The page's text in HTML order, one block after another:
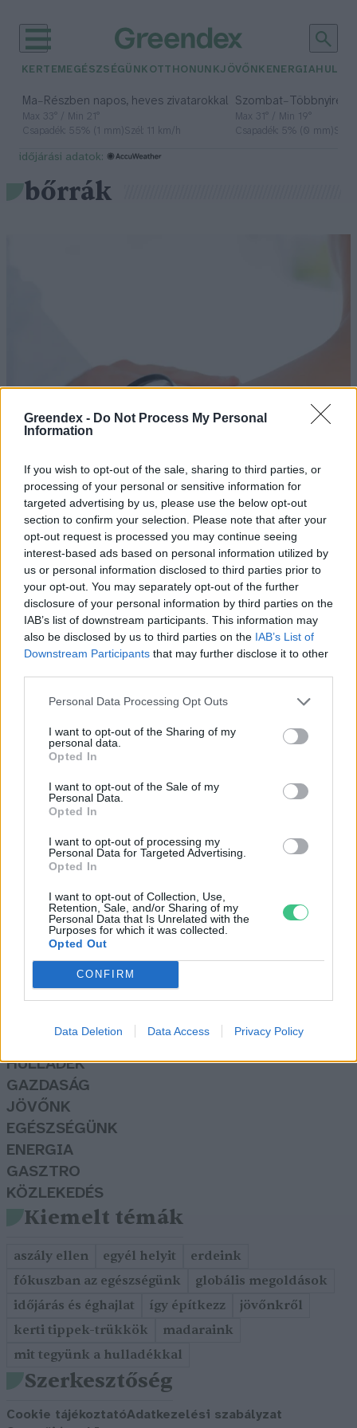
Greendex - Do Not Process My Personal
Information
If you wish to opt-out of the sale, sharing to third parties, or
processing of your personal or sensitive information for
targeted advertising by us, please use the below opt-out
section to confirm your selection. Please note that after your
opt-out request is processed you may continue seeing
interest-based ads based on personal information utilized by
us or personal information disclosed to third parties prior to
your opt-out. You may separately opt-out of the further
disclosure of your personal information by third parties on the
IAB’s list of downstream participants. This information may
also be disclosed by us to third parties on the IAB’s List of
Downstream Participants that may further disclose it to other
Personal Data Processing Opt Outs
I want to opt-out of the Sharing of my
personal data.
Opted In
I want to opt-out of the Sale of my
Personal Data.
Opted In
I want to opt-out of processing my
Personal Data for Targeted Advertising.
Opted In
I want to opt-out of Collection, Use,
Retention, Sale, and/or Sharing of my
Personal Data that Is Unrelated with the
Purposes for which it was collected.
Opted Out
CONFIRM
Data Deletion Data Access Privacy Policy
KERTEM EGÉSZSÉGÜNK OTTHONUNKJÖVŐNK ENERGIA
Ma– Részben napos, heves zivatarokkal
Max 33° / Min 21°
Csapadék: 55% (1 mm)Szél: 11 km/h
Szombat– Többnyire
Max 31° / Min 19°
Csapadék: 5% (0 mm)
időjárási adatok:
bőrrák
Országszerte hatezer időpont
foglalható melanomaszűrésre az
Egészségablakon keresztül
kampány
Greendex Szemle
Szolárium – Barnulás
gombnyomásra és az ezzel járó
kockázat
Rovatok
HULLADÉK
GAZDASÁG
JÖVŐNK
EGÉSZSÉGÜNK
ENERGIA
GASZTRO
KÖZLEKEDÉS
Kiemelt témák
aszály ellen egyél helyit
erdeink
fókuszban az egészségünk
globális megoldások
időjárás és éghajlat
így építkezz
jövőnkről
kerti tippek-trükkök
madaraink
mit tegyünk a hulladékkal
Szerkesztőség
Cookie tájékoztatóAdatkezelési szabályzat